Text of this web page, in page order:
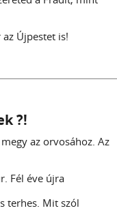
Újpestet is!
?!
az orvosához. Az
Fél éve újra
terhes. Mit szól